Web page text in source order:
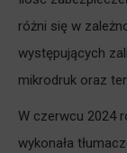
różni się w
występujących
mikrodruk oraz
W czerwcu 2024
wykonała